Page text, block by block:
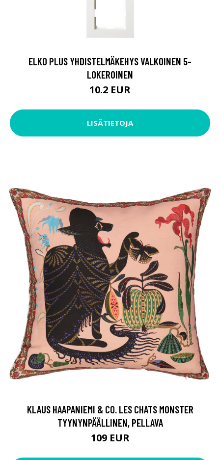
ELKO PLUS YHDISTELMÄKEHYS VALKOINEN 5-
LOKEROINEN
10.2 EUR
LISÄTIETOJA
KLAUS HAAPANIEMI & CO. LES CHATS MONSTER
TYYNYNPÄÄLLINEN, PELLAVA
109 EUR